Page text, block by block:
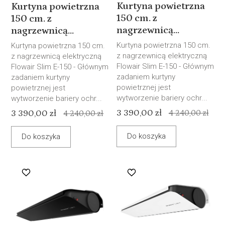
Kurtyna powietrzna
150 cm. z
nagrzewnicą...
Kurtyna powietrzna 150 cm.
z nagrzewnicą elektryczną
Flowair Slim E-150 - Głównym
zadaniem kurtyny
powietrznej jest
wytworzenie bariery ochr...
3 390,00 zł 4 240,00 zł
Do koszyka
Kurtyna powietrzna
150 cm. z
nagrzewnicą...
Kurtyna powietrzna 150 cm.
z nagrzewnicą elektryczną
Flowair Slim E-150 - Głównym
zadaniem kurtyny
powietrznej jest
wytworzenie bariery ochr...
3 390,00 zł 4 240,00 zł
Do koszyka